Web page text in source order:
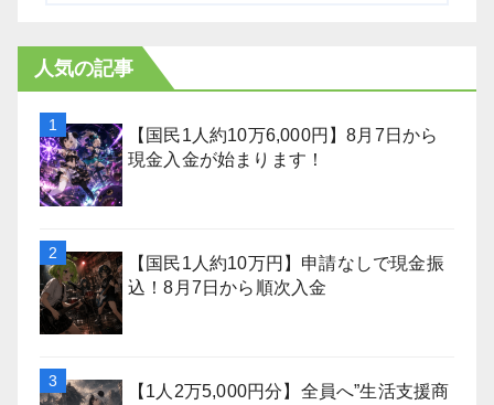
人気の記事
【国民1人約10万6,000円】8月7日から
現金入金が始まります！
【国民1人約10万円】申請なしで現金振
込！8月7日から順次入金
【1人2万5,000円分】全員へ”生活支援商